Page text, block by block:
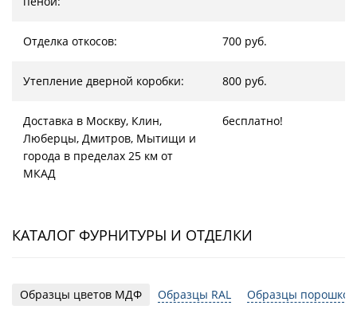
Отделка откосов: 700 руб.
Утепление дверной коробки: 800 руб.
Доставка в Москву, Клин,
Люберцы, Дмитров, Мытищи и
города в пределах 25 км от
МКАД
бесплатно!
КАТАЛОГ ФУРНИТУРЫ И ОТДЕЛКИ
Образцы цветов МДФ Образцы RAL Образцы